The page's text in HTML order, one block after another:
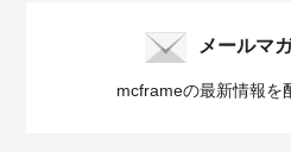
メールマ
mcframeの最新情報を